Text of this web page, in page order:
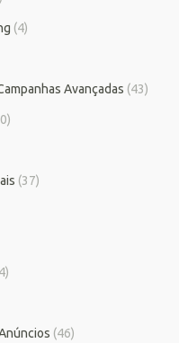
(4)
Avançadas (43)
(37)
(46)